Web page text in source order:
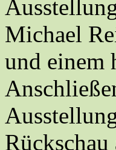
Michael
und einem